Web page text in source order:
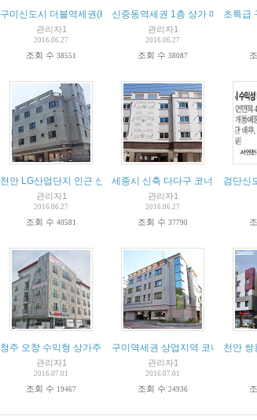
구미신도시 더블역세권(KTX) 수익형건물
관리자1
2016.06.27
조회 수 38551
신중동역세권 1층 상가 매매/임대
관리자1
2016.06.27
조회 수 38087
초특급
천안 LG산업단지 인근 신축다가구 12%
관리자1
2016.06.27
조회 수 40581
세종시 신축 다다구 코너건물 급매
관리자1
2016.06.27
조회 수 37790
검단신
청주 오창 수익형 상가주택 매매
관리자1
2016.07.01
조회 수 19467
구미역세권 상업지역 코너상가주택
관리자1
2016.07.01
조회 수 24936
천안 쌍